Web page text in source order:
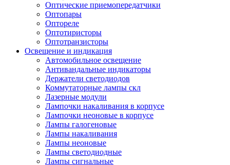
Оптические приемопередатчики
Оптопары
Оптореле
Оптотиристоры
Оптотранзисторы
Освещение и индикация
Автомобильное освещение
Антивандальные индикаторы
Держатели светодиодов
Коммутаторные лампы скл
Лазерные модули
Лампочки накаливания в корпусе
Лампочки неоновые в корпусе
Лампы галогеновые
Лампы накаливания
Лампы неоновые
Лампы светодиодные
Лампы сигнальные